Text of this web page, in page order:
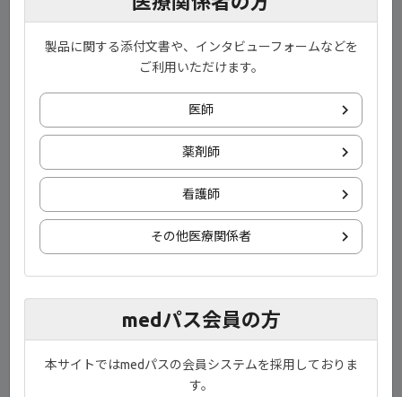
ジセレカのJAK-STAT経路制御作用
JAK-STAT経路を制御します。
目次
製品に関する添付文書や、インタビューフォームなどを
ご利用いただけます。
医師
薬剤師
看護師
その他医療関係者
medパス会員の方
本サイトではmedパスの会員システムを採用しておりま
す。